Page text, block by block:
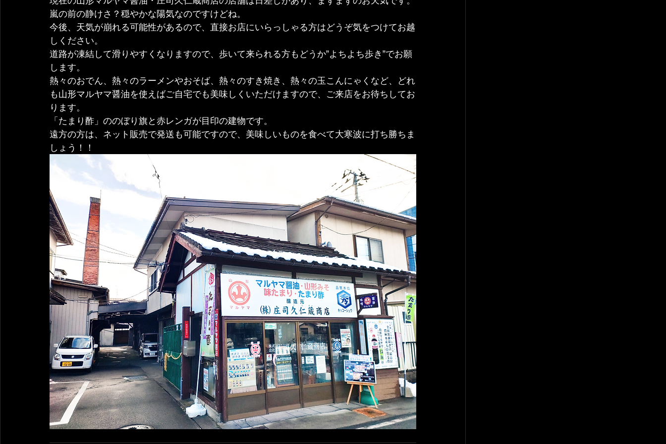
嵐の前の静けさ？穏やかな陽気なのですけどね。
今後、天気が崩れる可能性があるので、直接お店にいらっしゃる方はどうぞ気をつけてお越
しください。
道路が凍結して滑りやすくなりますので、歩いて来られる方もどうか”よちよち歩き”でお願
します。
熱々のおでん、熱々のラーメンやおそば、熱々のすき焼き、熱々の玉こんにゃくなど、どれ
も山形マルヤマ醤油を使えばご自宅でも美味しくいただけますので、ご来店をお待ちしてお
ります。
「たまり酢」ののぼり旗と赤レンガが目印の建物です。
遠方の方は、ネット販売で発送も可能ですので、美味しいものを食べて大寒波に打ち勝ちま
しょう！！